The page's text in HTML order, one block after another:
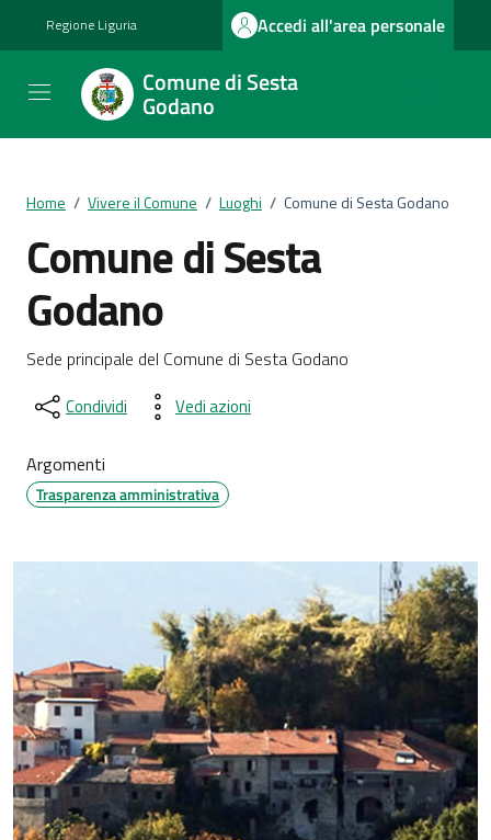
Regione Liguria Accedi all'area personale
Comune di Sesta
Godano
Home / Vivere il Comune / Luoghi / Comune di Sesta Godano
Comune di Sesta
Godano
Sede principale del Comune di Sesta Godano
Condividi Vedi azioni
Argomenti
Trasparenza amministrativa